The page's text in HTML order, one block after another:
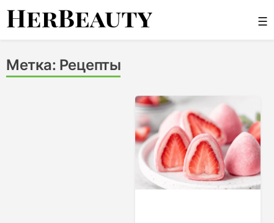
Skip
☰
Метка: Рецепты